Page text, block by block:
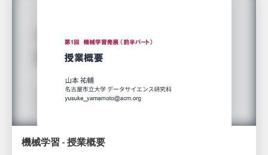
機械学習 - 授業概要